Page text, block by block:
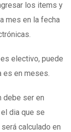
los items y
mes en la fecha
electivo, puede
es en meses.
debe ser en
dia que se
calculado en